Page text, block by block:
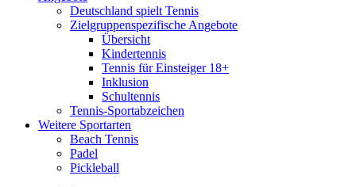
Deutschland spielt Tennis
Zielgruppenspezifische Angebote
Übersicht
Kindertennis
Tennis für Einsteiger 18+
Inklusion
Schultennis
Tennis-Sportabzeichen
Weitere Sportarten
Beach Tennis
Padel
Pickleball